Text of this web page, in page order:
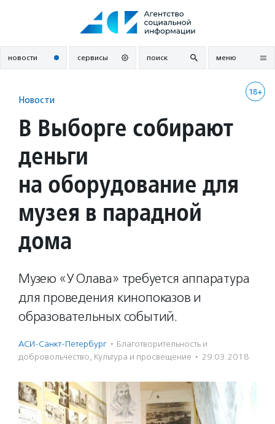
новости сервисы поиск меню
18+
Новости
В Выборге собирают
деньги
на оборудование для
музея в парадной
дома
Музею «У Олава» требуется аппаратура
для проведения кинопоказов и
образовательных событий.
АСИ-Санкт-Петербург · Благотвори­тель­ность и
доброволь­чест­во, Культура и просвещение · 29.03.2018